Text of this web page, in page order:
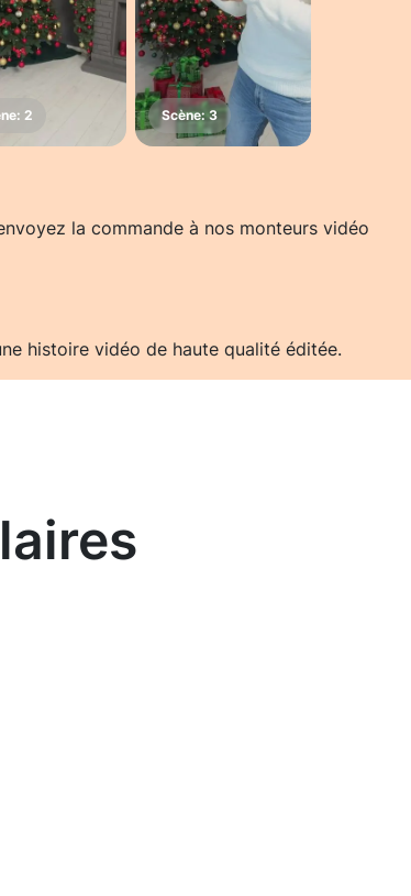
la commande à nos monteurs vidéo
histoire vidéo de haute qualité éditée.